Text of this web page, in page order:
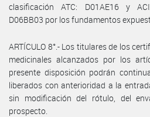
clasificación ATC: D01AE16 y
D06BB03 por los fundamentos
ARTÍCULO 8°.- Los titulares de los
medicinales alcanzados por los
presente disposición podrán
liberados con anterioridad a la
sin modificación del rótulo, del
prospecto.